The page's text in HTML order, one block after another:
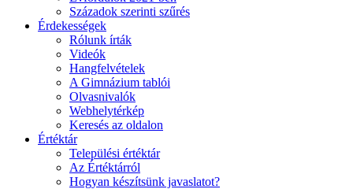
Századok szerinti szűrés
Érdekességek
Rólunk írták
Videók
Hangfelvételek
A Gimnázium tablói
Olvasnivalók
Webhelytérkép
Keresés az oldalon
Értéktár
Települési értéktár
Az Értéktárról
Hogyan készítsünk javaslatot?